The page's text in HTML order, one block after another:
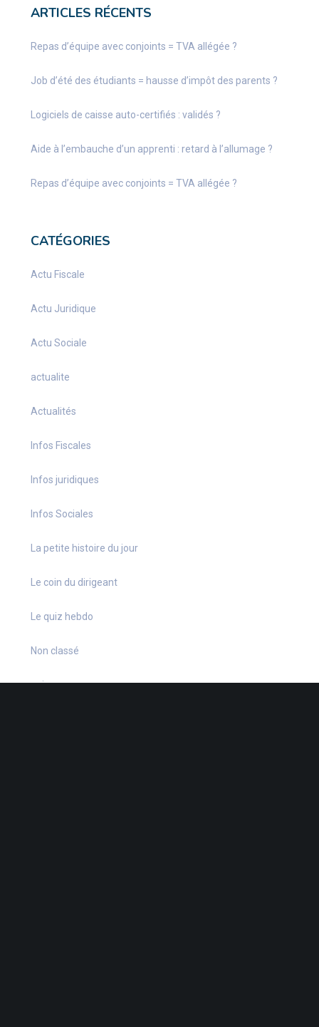
ARTICLES RÉCENTS
Repas d’équipe avec conjoints = TVA allégée ?
Job d’été des étudiants = hausse d’impôt des parents ?
Logiciels de caisse auto-certifiés : validés ?
Aide à l’embauche d’un apprenti : retard à l’allumage ?
Repas d’équipe avec conjoints = TVA allégée ?
CATÉGORIES
Actu Fiscale
Actu Juridique
Actu Sociale
actualite
Actualités
Infos Fiscales
Infos juridiques
Infos Sociales
La petite histoire du jour
Le coin du dirigeant
Le quiz hebdo
Non classé
quizz